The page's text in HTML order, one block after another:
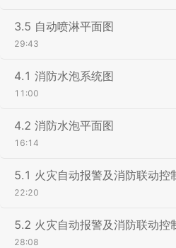
3.5 自动喷淋平面图
29:43
4.1 消防水泡系统图
11:00
4.2 消防水泡平面图
16:14
5.1 火灾自动报警及消防联动控
22:20
5.2 火灾自动报警及消防联动控
28:08